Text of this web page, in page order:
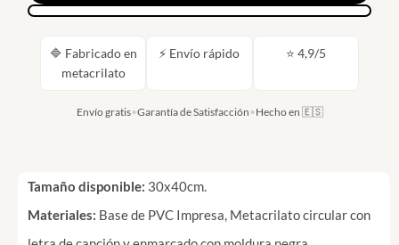
🔷 Fabricado en
metacrilato
⚡ Envío rápido ⭐ 4,9/5
Envío gratis•Garantía de Satisfacción•Hecho en 🇪🇸
Tamaño disponible: 30x40cm.
Materiales: Base de PVC Impresa, Metacrilato circular con